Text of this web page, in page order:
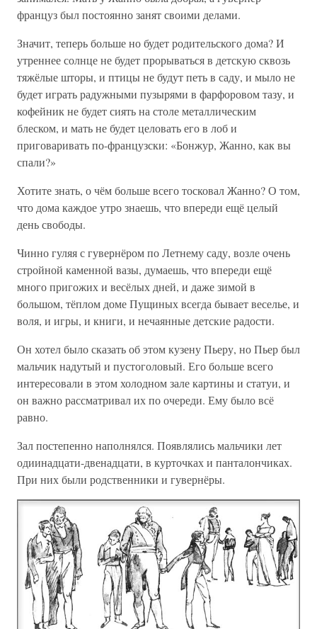
француз был постоянно занят своими делами.
Значит, теперь больше но будет родительского дома? И
утреннее солнце не будет прорываться в детскую сквозь
тяжёлые шторы, и птицы не будут петь в саду, и мыло не
будет играть радужными пузырями в фарфоровом тазу, и
кофейник не будет сиять на столе металлическим
блеском, и мать не будет целовать его в лоб и
приговаривать по-французски: «Бонжур, Жанно, как вы
спали?»
Хотите знать, о чём больше всего тосковал Жанно? О том,
что дома каждое утро знаешь, что впереди ещё целый
день свободы.
Чинно гуляя с гувернёром по Летнему саду, возле очень
стройной каменной вазы, думаешь, что впереди ещё
много пригожих и весёлых дней, и даже зимой в
большом, тёплом доме Пущиных всегда бывает веселье, и
воля, и игры, и книги, и нечаянные детские радости.
Он хотел было сказать об этом кузену Пьеру, но Пьер был
мальчик надутый и пустоголовый. Его больше всего
интересовали в этом холодном зале картины и статуи, и
он важно рассматривал их по очереди. Ему было всё
равно.
Зал постепенно наполнялся. Появлялись мальчики лет
одиинадцати-двенадцати, в курточках и панталончиках.
При них были родственники и гувернёры.